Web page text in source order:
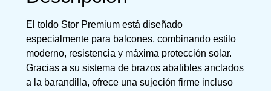
El toldo Stor Premium está diseñado
especialmente para balcones, combinando estilo
moderno, resistencia y máxima protección solar.
Gracias a su sistema de brazos abatibles anclados
a la barandilla, ofrece una sujeción firme incluso